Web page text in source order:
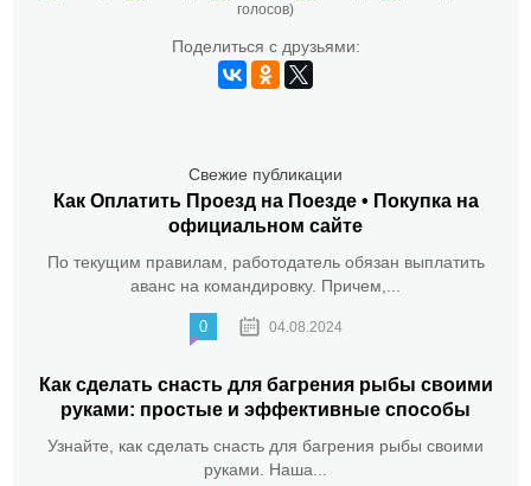
голосов)
Поделиться с друзьями:
Свежие публикации
Как Оплатить Проезд на Поезде • Покупка на
официальном сайте
По текущим правилам, работодатель обязан выплатить
аванс на командировку. Причем,...
0 04.08.2024
Как сделать снасть для багрения рыбы своими
руками: простые и эффективные способы
Узнайте, как сделать снасть для багрения рыбы своими
руками. Наша...